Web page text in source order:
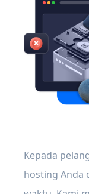
Kepada
hosting Anda